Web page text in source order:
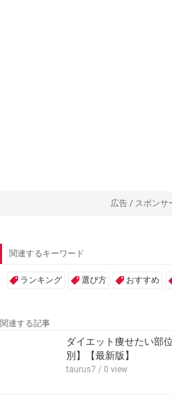
広告 / スポンサ
関連するキーワード
ランキング 選び方 おすすめ
関連する記事
ダイエット痩せたい部
別】【最新版】
taurus7 / 0 view